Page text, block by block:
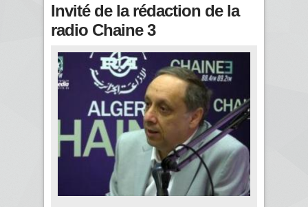
Invité de la rédaction de la
radio Chaine 3